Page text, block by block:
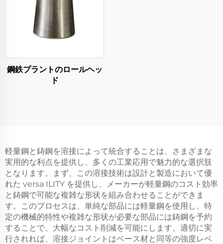
鋼鉄プラントのロールヘッ
ド
軽量鋼と鋳鋼を溶接によって統合することは、さまざまな
実用的な利点を提供し、多くの工業応用で魅力的な選択肢
となります。まず、この溶接技術は設計と製造において優
れた versa ILITY を提供し、メーカーが軽量鋼のコスト効率
と鋳鋼で可能な複雑な形状を組み合わせることができま
す。このプロセスは、単純な部品には軽量鋼を使用し、特
定の機械的特性や複雑な形状が必要な部品には鋳鋼を予約
することで、大幅なコスト削減を可能にします。適切に実
行されれば、溶接ジョイントはベース材と同等の強度レベ